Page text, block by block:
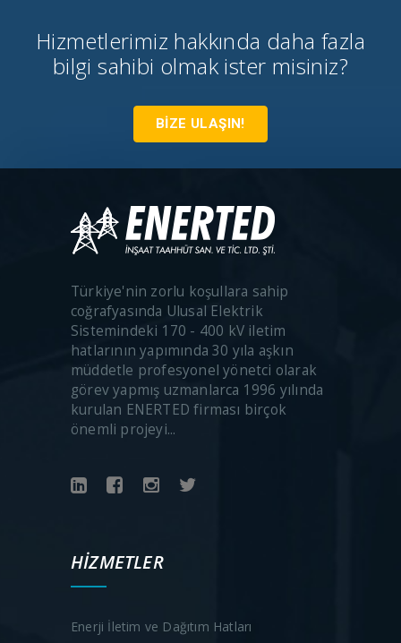
Hizmetlerimiz hakkında daha fazla
bilgi sahibi olmak ister misiniz?
BİZE ULAŞIN!
Türkiye'nin zorlu koşullara sahip
coğrafyasında Ulusal Elektrik
Sistemindeki 170 - 400 kV iletim
hatlarının yapımında 30 yıla aşkın
müddetle profesyonel yönetci olarak
görev yapmış uzmanlarca 1996 yılında
kurulan ENERTED firması birçok
önemli projeyi...
HİZMETLER
Enerji İletim ve Dağıtım Hatları